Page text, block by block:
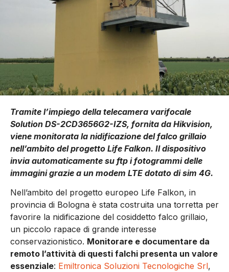
Tramite l’impiego della telecamera varifocale
Solution DS-2CD3656G2-IZS, fornita da Hikvision,
viene monitorata la nidificazione del falco grillaio
nell’ambito del progetto Life Falkon. Il dispositivo
invia automaticamente su ftp i fotogrammi delle
immagini grazie a un modem LTE dotato di sim 4G.
Nell’ambito del progetto euro­peo Life Falkon, in
provincia di Bologna è stata costruita una torretta per
favorire la nidifi­cazione del cosiddetto falco grillaio,
un piccolo rapace di grande interesse
conservazionistico. Monitora­re e documentare da
remoto l’attività di questi falchi presenta un valore
essenziale: Emiltro­nica Soluzioni Tecnologiche Srl,